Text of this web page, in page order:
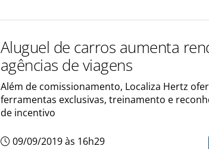
Aluguel de carros aumenta
agências de viagens
Além de comissionamento, Localiza Hertz
ferramentas exclusivas, treinamento e
de incentivo
09/09/2019 às 16h29